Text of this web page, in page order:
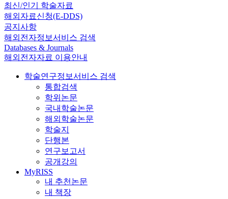
최신/인기 학술자료
해외자료신청(E-DDS)
공지사항
해외전자정보서비스 검색
Databases & Journals
해외전자자료 이용안내
학술연구정보서비스 검색
통합검색
학위논문
국내학술논문
해외학술논문
학술지
단행본
연구보고서
공개강의
MyRISS
내 추천논문
내 책장